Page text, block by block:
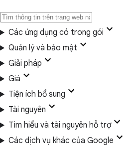
Các ứng dụng có trong gói
Quản lý và bảo mật
Giải pháp
Giá
Tiện ích bổ sung
Tài nguyên
Tìm hiểu và tài nguyên hỗ trợ
Các dịch vụ khác của Google